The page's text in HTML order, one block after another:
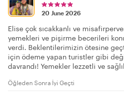
20 June 2026
Elise çok sıcakkanlı ve
yemekleri ve pişirme becerileri
verdi. Beklentilerimizin ötesine
için ödeme yapan turistler gibi
davrandı! Yemekler lezzetli ve
Öğleden Sonra İyi Geçti